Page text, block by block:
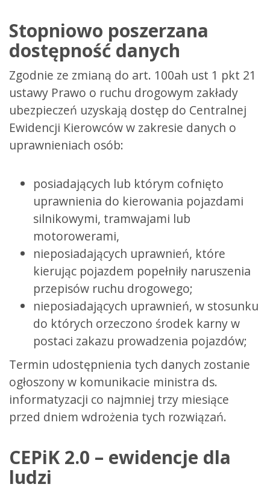
Stopniowo poszerzana
dostępność danych
Zgodnie ze zmianą do art. 100ah ust 1 pkt 21
ustawy Prawo o ruchu drogowym zakłady
ubezpieczeń uzyskają dostęp do Centralnej
Ewidencji Kierowców w zakresie danych o
uprawnieniach osób:
posiadających lub którym cofnięto
uprawnienia do kierowania pojazdami
silnikowymi, tramwajami lub
motorowerami,
nieposiadających uprawnień, które
kierując pojazdem popełniły naruszenia
przepisów ruchu drogowego;
nieposiadających uprawnień, w stosunku
do których orzeczono środek karny w
postaci zakazu prowadzenia pojazdów;
Termin udostępnienia tych danych zostanie
ogłoszony w komunikacie ministra ds.
informatyzacji co najmniej trzy miesiące
przed dniem wdrożenia tych rozwiązań.
CEPiK 2.0 – ewidencje dla
ludzi